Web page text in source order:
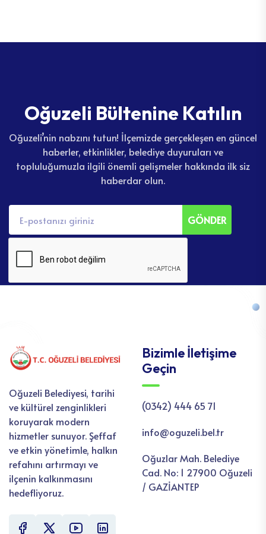
Oğuzeli Bültenine Katılın
Oğuzeli’nin nabzını tutun! İlçemizde gerçekleşen en güncel
haberler, etkinlikler, belediye duyuruları ve
topluluğumuzla ilgili önemli gelişmeler hakkında ilk siz
haberdar olun.
GÖNDER
Oğuzeli Belediyesi, tarihi
ve kültürel zenginlikleri
koruyarak modern
hizmetler sunuyor. Şeffaf
ve etkin yönetimle, halkın
refahını artırmayı ve
ilçenin kalkınmasını
hedefliyoruz.
Bizimle İletişime
Geçin
(0342) 444 65 71
info@oguzeli.bel.tr
Oğuzlar Mah. Belediye
Cad. No: 1 27900 Oğuzeli
/ GAZİANTEP